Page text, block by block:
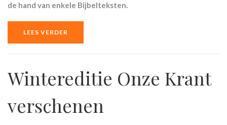
de hand van enkele Bijbelteksten.
LEES VERDER
Wintereditie Onze Krant
verschenen